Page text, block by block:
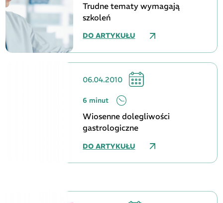
Trudne tematy wymagają
szkoleń
DO ARTYKUŁU
06.04.2010
6 minut
Wiosenne dolegliwości
gastrologiczne
DO ARTYKUŁU